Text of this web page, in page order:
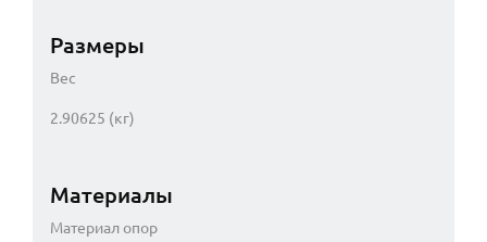
Размеры
Вес
2.90625 (кг)
Материалы
Материал опор